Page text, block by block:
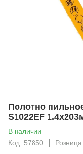
Полотно
S1022EF
В наличии
Код: 57850
Розница